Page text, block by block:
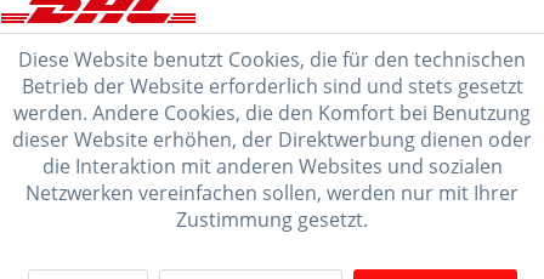
Diese Website benutzt Cookies, die für den technischen
Betrieb der Website erforderlich sind und stets gesetzt
werden. Andere Cookies, die den Komfort bei Benutzung
dieser Website erhöhen, der Direktwerbung dienen oder
die Interaktion mit anderen Websites und sozialen
Netzwerken vereinfachen sollen, werden nur mit Ihrer
Zustimmung gesetzt.